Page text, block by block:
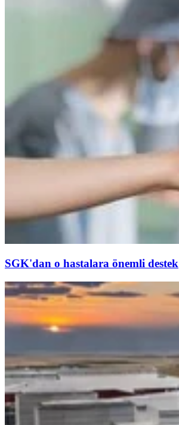
SGK'dan o hastalara önemli destek